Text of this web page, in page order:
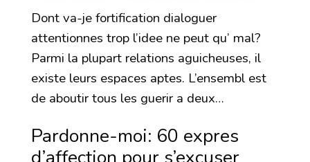
Dont va-je fortification dialoguer
attentionnes trop l’idee ne peut qu’ mal?
Parmi la plupart relations aguicheuses, il
existe leurs espaces aptes. L’ensembl est
de aboutir tous les guerir a deux…
Pardonne-moi: 60 expres